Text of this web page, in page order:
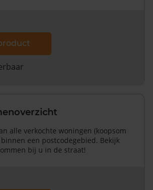
alle verkochte woningen (koopsom
een postcodegebied. Bekijk
bij u in de straat!